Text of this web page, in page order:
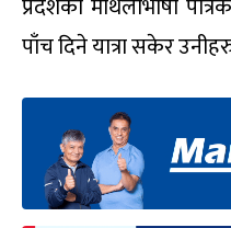
प्रदेशको मैथिलीभाषी
पाँच दिने यात्रा सकेर